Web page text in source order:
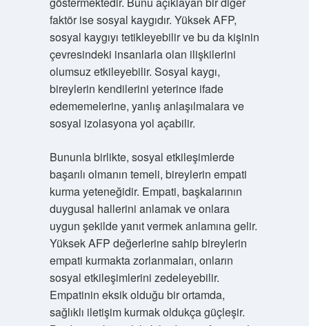
faktör ise sosyal kaygıdır. Yüksek AFP,
sosyal kaygıyı tetikleyebilir ve bu da kişinin
çevresindeki insanlarla olan ilişkilerini
olumsuz etkileyebilir. Sosyal kaygı,
bireylerin kendilerini yeterince ifade
edememelerine, yanlış anlaşılmalara ve
sosyal izolasyona yol açabilir.
Bununla birlikte, sosyal etkileşimlerde
başarılı olmanın temeli, bireylerin empati
kurma yeteneğidir. Empati, başkalarının
duygusal hallerini anlamak ve onlara
uygun şekilde yanıt vermek anlamına gelir.
Yüksek AFP değerlerine sahip bireylerin
empati kurmakta zorlanmaları, onların
sosyal etkileşimlerini zedeleyebilir.
Empatinin eksik olduğu bir ortamda,
sağlıklı iletişim kurmak oldukça güçleşir.